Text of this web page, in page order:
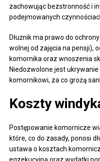
zachowując bezstronność i
podejmowanych
Dłużnik ma prawo do
wolnej od zajęcia na pensji),
komornika oraz wnoszenia
Niedozwolone jest
komornikowi, za co grożą
Koszty
Postępowanie komornicze
które, co do zasady, ponosi
ustawa o kosztach